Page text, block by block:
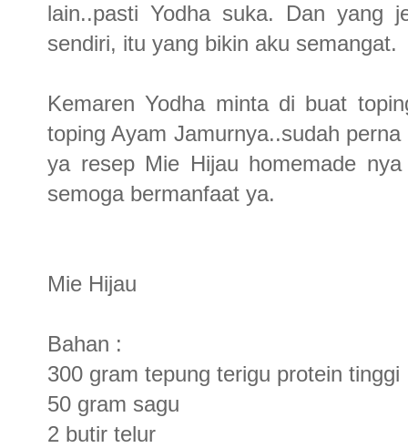
lain..pasti Yodha suka. Dan yang
sendiri, itu yang bikin aku semangat.
Kemaren Yodha minta di buat
toping Ayam Jamurnya..sudah
ya resep Mie Hijau homemade
semoga bermanfaat ya.
Mie Hijau
Bahan :
300 gram tepung terigu protein tinggi
50 gram sagu
2 butir telur